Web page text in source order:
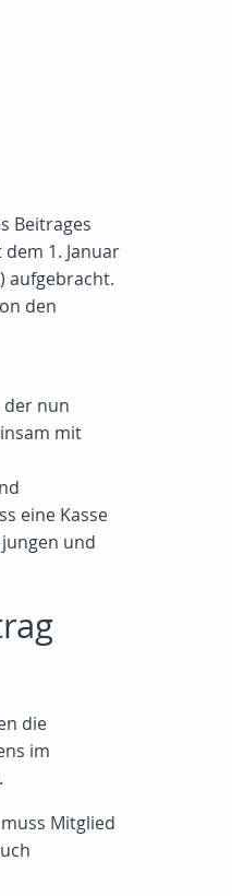
Beitrages
1. Januar
aufgebracht.
den
der nun
mit
eine Kasse
und
die
im
Mitglied